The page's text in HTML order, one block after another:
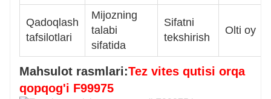
Qadoqlash
tafsilotlari
Mijozning
talabi
sifatida
Sifatni
tekshirish
Olti oy
Mahsulot rasmlari:Tez vites qutisi orqa
qopqog'i F99975